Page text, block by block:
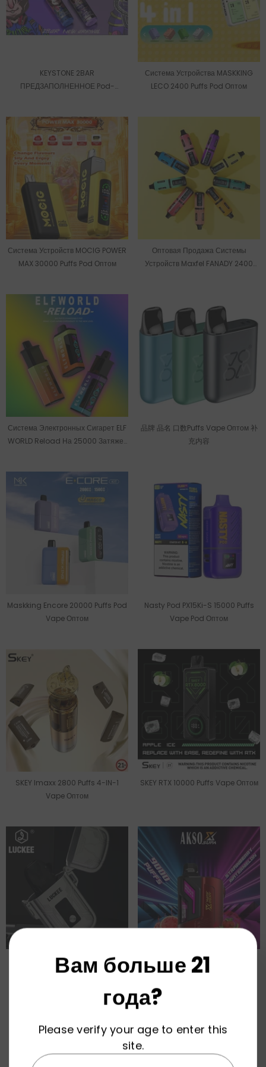
KEYSTONE 2BAR
ПРЕДЗАПОЛНЕННОЕ Pod-
Система Устройства MASKKING
LECO 2400 Puffs Pod Оптом
Система Устройств MOCIG POWER
MAX 30000 Puffs Pod Оптом
Оптовая Продажа Системы
Устройств Maxfel FANADY 2400
Система Электронных Сигарет ELF
WORLD Reload На 25000 Затяжек
品牌 品名 口数Puffs Vape Оптом 补
充内容
Maskking Encore 20000 Puffs Pod
Vape Оптом
Nasty Pod PX15Ki-S 15000 Puffs
Vape Pod Оптом
SKEY Imaxx 2800 Puffs 4-IN-1
Vape Оптом
SKEY RTX 10000 Puffs Vape Оптом
Nexus Suit Vape Оптом
HCigar AKSO SUPAX 9000 Puffs
Pod Device Vape Оптом
Вам больше 21
года?
Please verify your age to enter this
site.